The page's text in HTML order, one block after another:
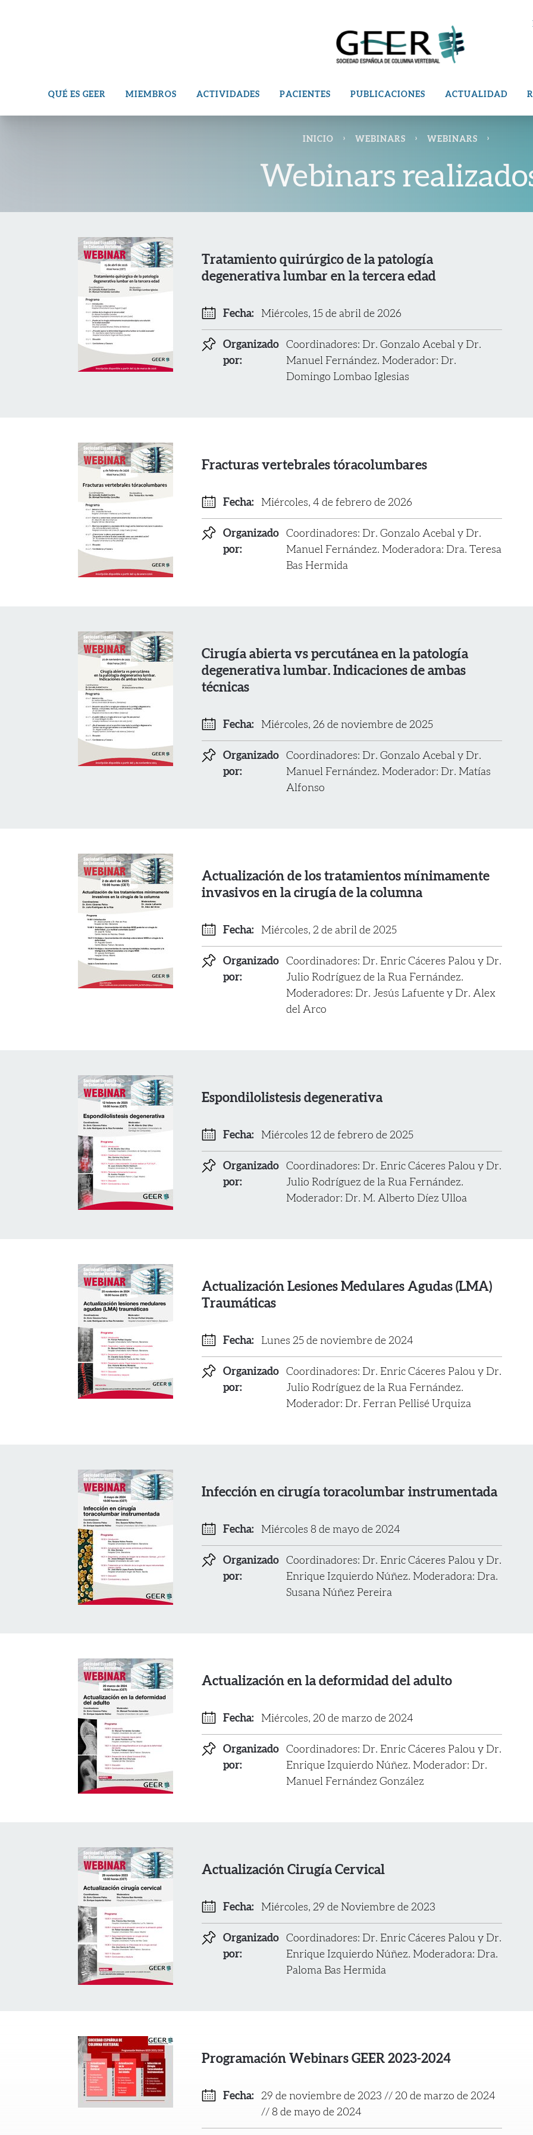
QUÉ ES GEER MIEMBROS ACTIVIDADES PACIENTES PUBLICACIONES ACTUALIDAD
Webinars
INICIO › WEBINARS › WEBINARS ›
Tratamiento quirúrgico de la patología
degenerativa lumbar en la tercera edad
Fecha: Miércoles, 15 de abril de 2026
Organizado
por:
Coordinadores: Dr. Gonzalo Acebal y Dr.
Manuel Fernández. Moderador: Dr.
Domingo Lombao Iglesias
Fracturas vertebrales tóracolumbares
Fecha: Miércoles, 4 de febrero de 2026
Organizado
por:
Coordinadores: Dr. Gonzalo Acebal y Dr.
Manuel Fernández. Moderadora: Dra. Teresa
Bas Hermida
Cirugía abierta vs percutánea en la patología
degenerativa lumbar. Indicaciones de ambas
técnicas
Fecha: Miércoles, 26 de noviembre de 2025
Organizado
por:
Coordinadores: Dr. Gonzalo Acebal y Dr.
Manuel Fernández. Moderador: Dr. Matías
Alfonso
Actualización de los tratamientos mínimamente
invasivos en la cirugía de la columna
Fecha: Miércoles, 2 de abril de 2025
Organizado
por:
Coordinadores: Dr. Enric Cáceres Palou y Dr.
Julio Rodríguez de la Rua Fernández.
Moderadores: Dr. Jesús Lafuente y Dr. Alex
del Arco
Espondilolistesis degenerativa
Fecha: Miércoles 12 de febrero de 2025
Organizado
por:
Coordinadores: Dr. Enric Cáceres Palou y Dr.
Julio Rodríguez de la Rua Fernández.
Moderador: Dr. M. Alberto Díez Ulloa
Actualización Lesiones Medulares Agudas (LMA)
Traumáticas
Fecha: Lunes 25 de noviembre de 2024
Organizado
por:
Coordinadores: Dr. Enric Cáceres Palou y Dr.
Julio Rodríguez de la Rua Fernández.
Moderador: Dr. Ferran Pellisé Urquiza
Infección en cirugía toracolumbar instrumentada
Fecha: Miércoles 8 de mayo de 2024
Organizado
por:
Coordinadores: Dr. Enric Cáceres Palou y Dr.
Enrique Izquierdo Núñez. Moderadora: Dra.
Susana Núñez Pereira
Actualización en la deformidad del adulto
Fecha: Miércoles, 20 de marzo de 2024
Organizado
por:
Coordinadores: Dr. Enric Cáceres Palou y Dr.
Enrique Izquierdo Núñez. Moderador: Dr.
Manuel Fernández González
Actualización Cirugía Cervical
Fecha: Miércoles, 29 de Noviembre de 2023
Organizado
por:
Coordinadores: Dr. Enric Cáceres Palou y Dr.
Enrique Izquierdo Núñez. Moderadora: Dra.
Paloma Bas Hermida
Programación Webinars GEER 2023-2024
Fecha:
29 de noviembre de 2023 // 20 de marzo de 2024
// 8 de mayo de 2024